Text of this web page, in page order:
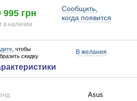
995 грн
в наличии
Сообщить,
когда появится
, чтобы
скидку
В желания
Asus